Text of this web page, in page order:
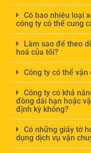
Có bao nhiêu loại
công ty có thể cung
Làm sao để theo
hoá của tôi?
Công ty có thể
Công ty có khả
đồng dài hạn hoặc
định kỳ không?
Có những giấy tờ
dụng dịch vụ vận